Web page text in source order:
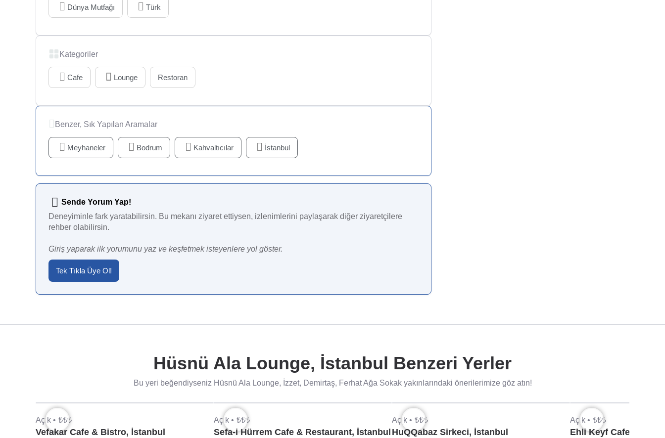
Dünya Mutfağı Türk
Kategoriler
Cafe Lounge Restoran
Benzer, Sık Yapılan Aramalar
Meyhaneler Bodrum Kahvaltıcılar İstanbul
Sende Yorum Yap!
Deneyiminle fark yaratabilirsin. Bu mekanı ziyaret ettiysen, izlenimlerini paylaşarak diğer ziyaretçilere
rehber olabilirsin.
Giriş yaparak ilk yorumunu yaz ve keşfetmek isteyenlere yol göster.
Tek Tıkla Üye Ol!
Hüsnü Ala Lounge, İstanbul Benzeri Yerler
Bu yeri beğendiyseniz Hüsnü Ala Lounge, İzzet, Demirtaş, Ferhat Ağa Sokak yakınlarındaki önerilerimize göz atın!
Açık • ₺₺₺
Vefakar Cafe & Bistro, İstanbul
Açık • ₺₺₺
Sefa-i Hürrem Cafe & Restaurant, İstanbul
Açık • ₺₺₺
HuQQabaz Sirkeci, İstanbul
Açık • ₺₺₺
Ehli Keyf Cafe,